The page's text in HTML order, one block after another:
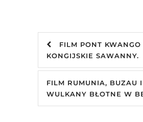
FILM PONT KWANGO
KONGIJSKIE SAWANNY.
FILM RUMUNIA, BUZAU I
WULKANY BŁOTNE W